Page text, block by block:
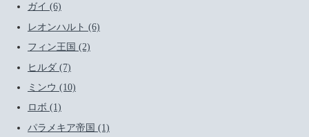
ガイ (6)
レオンハルト (6)
フィン王国 (2)
ヒルダ (7)
ミンウ (10)
ロボ (1)
パラメキア帝国 (1)